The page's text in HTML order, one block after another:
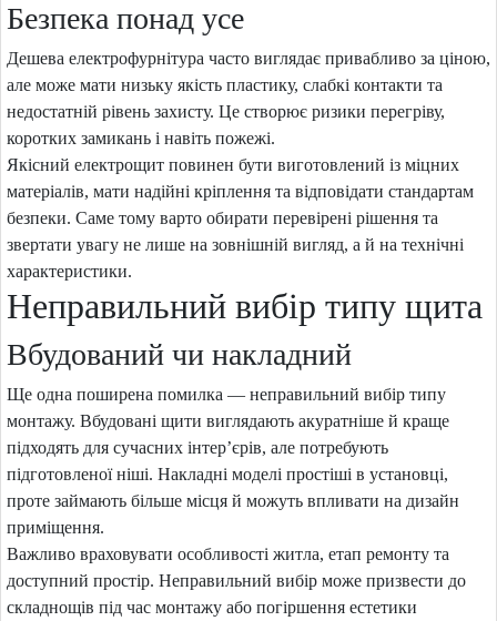
Безпека понад усе
Дешева електрофурнітура часто виглядає привабливо за ціною,
але може мати низьку якість пластику, слабкі контакти та
недостатній рівень захисту. Це створює ризики перегріву,
коротких замикань і навіть пожежі.
Якісний електрощит повинен бути виготовлений із міцних
матеріалів, мати надійні кріплення та відповідати стандартам
безпеки. Саме тому варто обирати перевірені рішення та
звертати увагу не лише на зовнішній вигляд, а й на технічні
характеристики.
Неправильний вибір типу щита
Вбудований чи накладний
Ще одна поширена помилка — неправильний вибір типу
монтажу. Вбудовані щити виглядають акуратніше й краще
підходять для сучасних інтер’єрів, але потребують
підготовленої ніші. Накладні моделі простіші в установці,
проте займають більше місця й можуть впливати на дизайн
приміщення.
Важливо враховувати особливості житла, етап ремонту та
доступний простір. Неправильний вибір може призвести до
складнощів під час монтажу або погіршення естетики